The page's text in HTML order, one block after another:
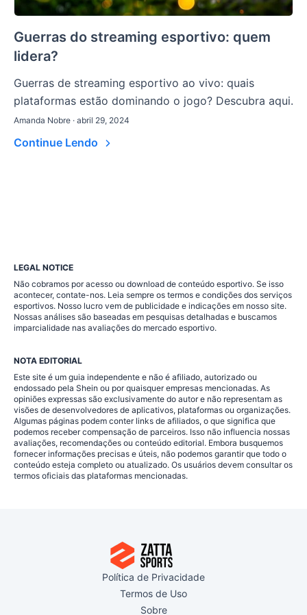
Guerras do streaming esportivo: quem
lidera?
Guerras de streaming esportivo ao vivo: quais
plataformas estão dominando o jogo? Descubra aqui.
Amanda Nobre · abril 29, 2024
Continue Lendo
LEGAL NOTICE
Não cobramos por acesso ou download de conteúdo esportivo. Se isso
acontecer, contate-nos. Leia sempre os termos e condições dos serviços
esportivos. Nosso lucro vem de publicidade e indicações em nosso site.
Nossas análises são baseadas em pesquisas detalhadas e buscamos
imparcialidade nas avaliações do mercado esportivo.
NOTA EDITORIAL
Este site é um guia independente e não é afiliado, autorizado ou
endossado pela Shein ou por quaisquer empresas mencionadas. As
opiniões expressas são exclusivamente do autor e não representam as
visões de desenvolvedores de aplicativos, plataformas ou organizações.
Algumas páginas podem conter links de afiliados, o que significa que
podemos receber compensação de parceiros. Isso não influencia nossas
avaliações, recomendações ou conteúdo editorial. Embora busquemos
fornecer informações precisas e úteis, não podemos garantir que todo o
conteúdo esteja completo ou atualizado. Os usuários devem consultar os
termos oficiais das plataformas mencionadas.
Política de Privacidade
Termos de Uso
Sobre